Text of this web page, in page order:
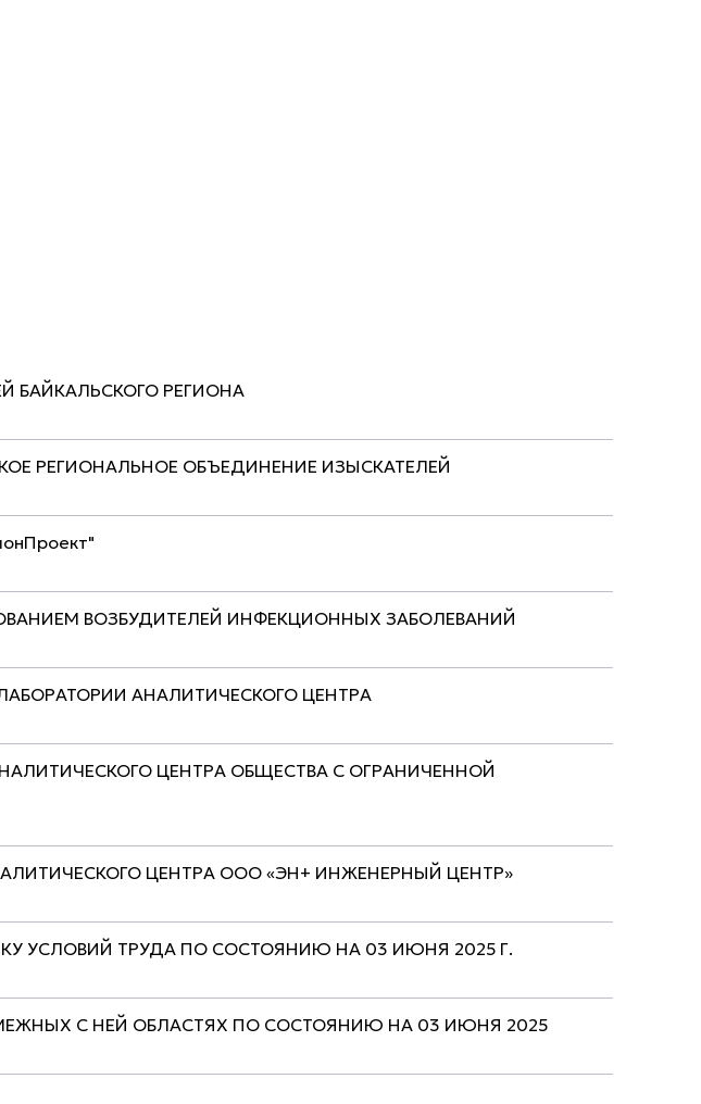
БАЙКАЛЬСКОГО РЕГИОНА
РЕГИОНАЛЬНОЕ ОБЪЕДИНЕНИЕ ИЗЫСКАТЕЛЕЙ
ВОЗБУДИТЕЛЕЙ ИНФЕКЦИОННЫХ ЗАБОЛЕВАНИЙ
АНАЛИТИЧЕСКОГО ЦЕНТРА
ЦЕНТРА ОБЩЕСТВА С ОГРАНИЧЕННОЙ
ЦЕНТРА ООО «ЭН+ ИНЖЕНЕРНЫЙ ЦЕНТР»
УСЛОВИЙ ТРУДА ПО СОСТОЯНИЮ НА 03 ИЮНЯ 2025 Г.
С НЕЙ ОБЛАСТЯХ ПО СОСТОЯНИЮ НА 03 ИЮНЯ 2025